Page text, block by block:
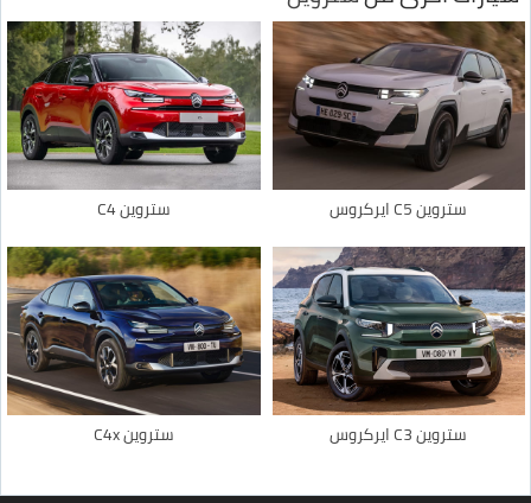
ستروين C5 ايركروس ستروين C4
ستروين C3 ايركروس ستروين C4x